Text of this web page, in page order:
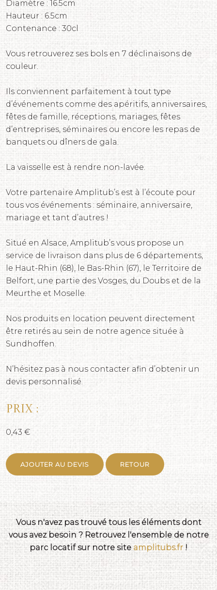
Diamètre : 16.5cm
Hauteur : 6.5cm
Contenance : 30cl
Vous retrouverez ses bols en 7 déclinaisons de
couleur.
Ils conviennent parfaitement à tout type
d’événements comme des apéritifs, anniversaires,
fêtes de famille, réceptions, mariages, fêtes
d’entreprises, séminaires ou encore les repas de
banquets ou dîners de gala.
La vaisselle est à rendre non-lavée.
Votre partenaire Amplitub’s est à l’écoute pour
tous vos événements : séminaire, anniversaire,
mariage et tant d’autres !
Situé en Alsace, Amplitub’s vous propose un
service de livraison dans plus de 6 départements,
le Haut-Rhin (68), le Bas-Rhin (67), le Territoire de
Belfort, une partie des Vosges, du Doubs et de la
Meurthe et Moselle.
Nos produits en location peuvent directement
être retirés au sein de notre agence située à
Sundhoffen.
N’hésitez pas à nous contacter afin d’obtenir un
devis personnalisé.
Prix :
0,43 €
AJOUTER AU DEVIS RETOUR
Vous n'avez pas trouvé tous les éléments dont
vous avez besoin ? Retrouvez l'ensemble de notre
parc locatif sur notre site amplitubs.fr !